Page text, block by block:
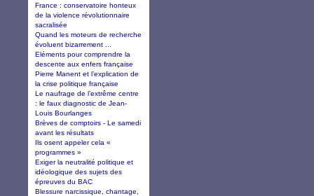
France : conservatoire honteux
de la violence révolutionnaire
sacralisée
Quand les moteurs de recherche
évoluent bizarrement ...
Eléments pour comprendre la
descente aux enfers française
Pierre Manent et l’explication de
la crise politique française
Le naufrage de l’extrême centre
: le faux diagnostic de Jean-
Louis Bourlanges
Brèves de comptoirs - Le samedi
avant les résultats
Ils osent appeler cela «
programmes »
Exiger la neutralité politique et
idéologique des sujets des
épreuves du BAC
Blessure narcissique, chantage,